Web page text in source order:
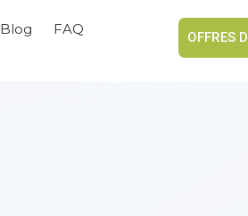
Blog
FAQ
OFFRES